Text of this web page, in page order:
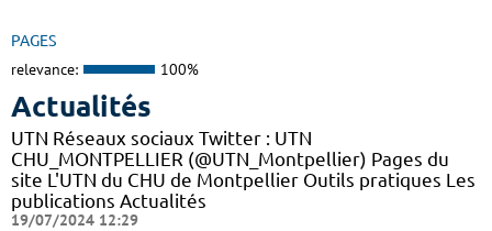
PAGES
relevance: 100%
Actualités
UTN Réseaux sociaux Twitter : UTN
CHU_MONTPELLIER (@UTN_Montpellier) Pages du
site L'UTN du CHU de Montpellier Outils pratiques Les
publications Actualités
19/07/2024 12:29